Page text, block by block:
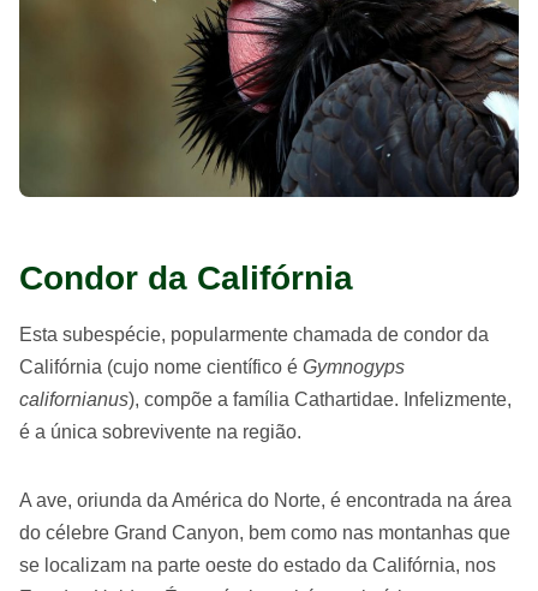
Condor da Califórnia
Esta subespécie, popularmente chamada de condor da
Califórnia (cujo nome científico é Gymnogyps
californianus), compõe a família Cathartidae. Infelizmente,
é a única sobrevivente na região.
A ave, oriunda da América do Norte, é encontrada na área
do célebre Grand Canyon, bem como nas montanhas que
se localizam na parte oeste do estado da Califórnia, nos